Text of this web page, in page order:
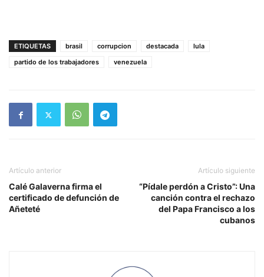
ETIQUETAS brasil corrupcion destacada
lula
partido de los trabajadores
venezuela
Artículo anterior
Calé Galaverna firma el
certificado de defunción de
Añeteté
Artículo siguiente
“Pídale perdón a Cristo”: Una
canción contra el rechazo
del Papa Francisco a los
cubanos